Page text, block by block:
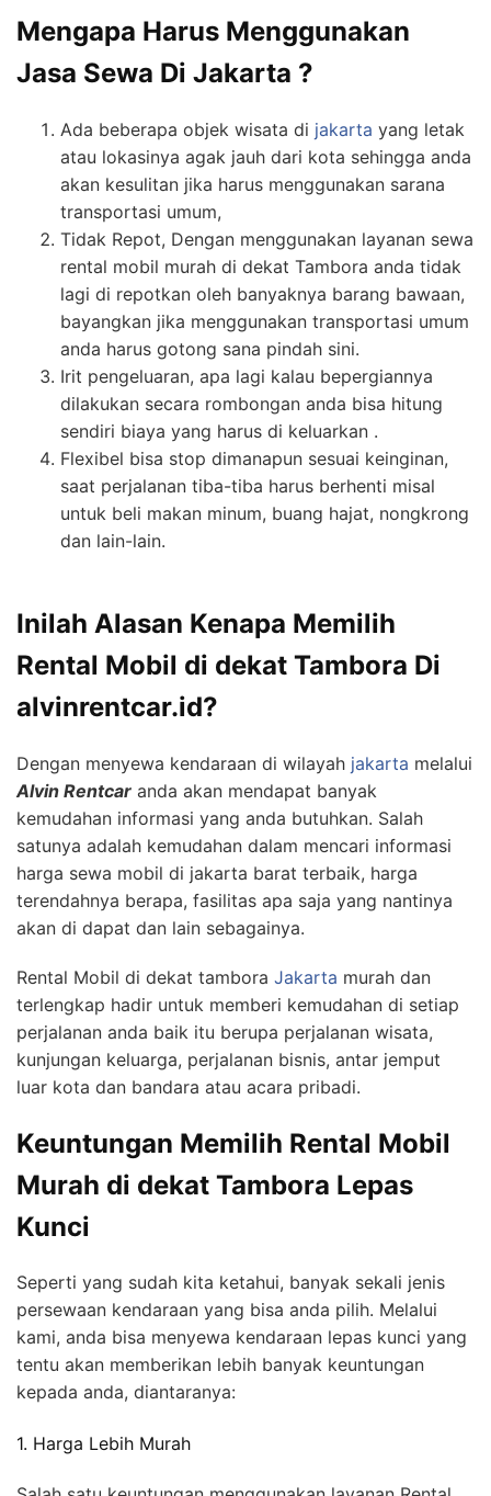
Mengapa Harus Menggunakan
Jasa Sewa Di Jakarta ?
Ada beberapa objek wisata di jakarta yang letak
atau lokasinya agak jauh dari kota sehingga anda
akan kesulitan jika harus menggunakan sarana
transportasi umum,
Tidak Repot, Dengan menggunakan layanan sewa
rental mobil murah di dekat Tambora anda tidak
lagi di repotkan oleh banyaknya barang bawaan,
bayangkan jika menggunakan transportasi umum
anda harus gotong sana pindah sini.
Irit pengeluaran, apa lagi kalau bepergiannya
dilakukan secara rombongan anda bisa hitung
sendiri biaya yang harus di keluarkan .
Flexibel bisa stop dimanapun sesuai keinginan,
saat perjalanan tiba-tiba harus berhenti misal
untuk beli makan minum, buang hajat, nongkrong
dan lain-lain.
Inilah Alasan Kenapa Memilih
Rental Mobil di dekat Tambora Di
alvinrentcar.id?
Dengan menyewa kendaraan di wilayah jakarta melalui
Alvin Rentcar anda akan mendapat banyak
kemudahan informasi yang anda butuhkan. Salah
satunya adalah kemudahan dalam mencari informasi
harga sewa mobil di jakarta barat terbaik, harga
terendahnya berapa, fasilitas apa saja yang nantinya
akan di dapat dan lain sebagainya.
Rental Mobil di dekat tambora Jakarta murah dan
terlengkap hadir untuk memberi kemudahan di setiap
perjalanan anda baik itu berupa perjalanan wisata,
kunjungan keluarga, perjalanan bisnis, antar jemput
luar kota dan bandara atau acara pribadi.
Keuntungan Memilih Rental Mobil
Murah di dekat Tambora Lepas
Kunci
Seperti yang sudah kita ketahui, banyak sekali jenis
persewaan kendaraan yang bisa anda pilih. Melalui
kami, anda bisa menyewa kendaraan lepas kunci yang
tentu akan memberikan lebih banyak keuntungan
kepada anda, diantaranya:
1. Harga Lebih Murah